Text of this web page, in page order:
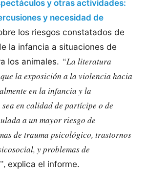
y otras actividades:
y necesidad de
los riesgos constatados de
la infancia a situaciones de
los animales. “La literatura
la exposición a la violencia hacia
en la infancia y la
en calidad de partícipe o de
a un mayor riesgo de
de trauma psicológico, trastornos
y problemas de
explica el informe.